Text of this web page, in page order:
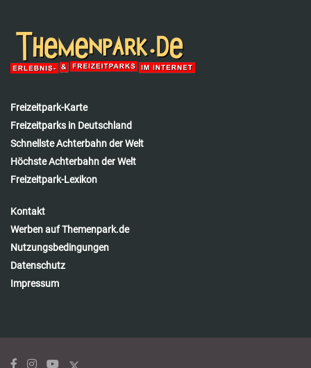
Freizeitpark-Karte
Freizeitparks in Deutschland
Schnellste Achterbahn der Welt
Höchste Achterbahn der Welt
Freizeitpark-Lexikon
Kontakt
Werben auf Themenpark.de
Nutzungsbedingungen
Datenschutz
Impressum